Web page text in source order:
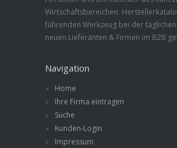
Wirtschaftsbereichen.
führenden Werkzeug bei der täglichen
neuen Lieferanten & Firmen im B2B
Navigation
Home
Ihre Firma eintragen
Suche
Kunden-Login
Impressum